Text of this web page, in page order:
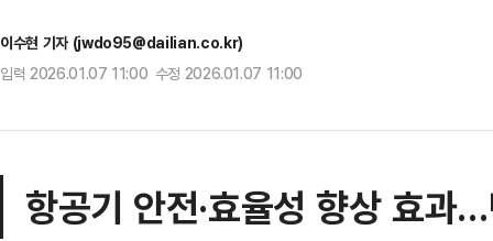
이수현 기자 (jwdo95@dailian.co.kr)
입력 2026.01.07 11:00 수정 2026.01.07 11:00
항공기 안전·효율성 향상 효과